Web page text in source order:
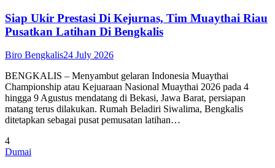
Siap Ukir Prestasi Di Kejurnas, Tim Muaythai Riau
Pusatkan Latihan Di Bengkalis
Biro Bengkalis24 July 2026
BENGKALIS – Menyambut gelaran Indonesia Muaythai
Championship atau Kejuaraan Nasional Muaythai 2026 pada 4
hingga 9 Agustus mendatang di Bekasi, Jawa Barat, persiapan
matang terus dilakukan. Rumah Beladiri Siwalima, Bengkalis
ditetapkan sebagai pusat pemusatan latihan…
4
Dumai